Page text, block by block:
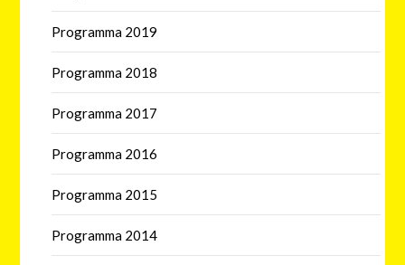
Programma 2019
Programma 2018
Programma 2017
Programma 2016
Programma 2015
Programma 2014